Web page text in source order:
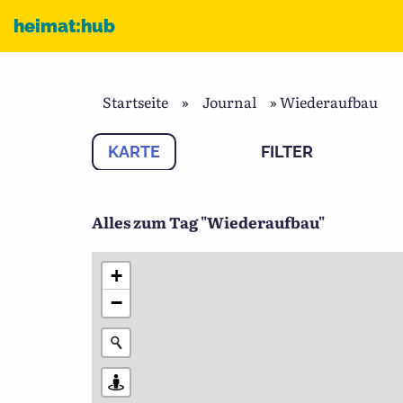
heimat:hub
Startseite » Journal »Wiederaufbau
KARTE FILTER
Alles zum Tag "Wiederaufbau"
+
−